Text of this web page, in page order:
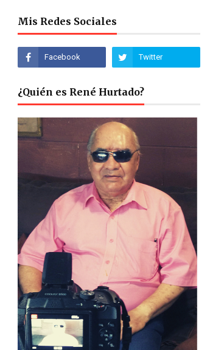
Mis Redes Sociales
¿Quién es René Hurtado?